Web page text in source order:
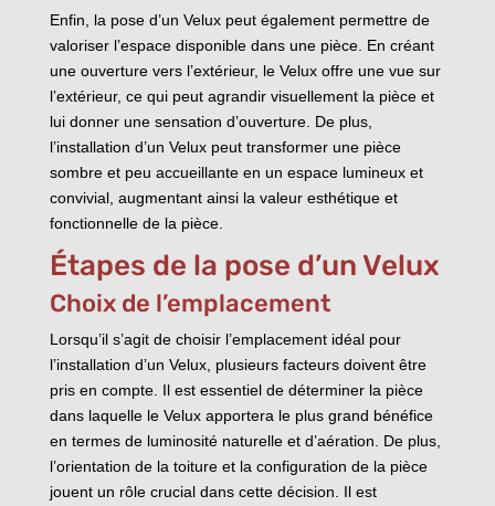
Enfin, la pose d’un Velux peut également permettre de
valoriser l’espace disponible dans une pièce. En créant
une ouverture vers l’extérieur, le Velux offre une vue sur
l’extérieur, ce qui peut agrandir visuellement la pièce et
lui donner une sensation d’ouverture. De plus,
l’installation d’un Velux peut transformer une pièce
sombre et peu accueillante en un espace lumineux et
convivial, augmentant ainsi la valeur esthétique et
fonctionnelle de la pièce.
Étapes de la pose d’un Velux
Choix de l’emplacement
Lorsqu’il s’agit de choisir l’emplacement idéal pour
l’installation d’un Velux, plusieurs facteurs doivent être
pris en compte. Il est essentiel de déterminer la pièce
dans laquelle le Velux apportera le plus grand bénéfice
en termes de luminosité naturelle et d’aération. De plus,
l’orientation de la toiture et la configuration de la pièce
jouent un rôle crucial dans cette décision. Il est